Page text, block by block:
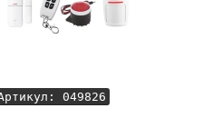
049826